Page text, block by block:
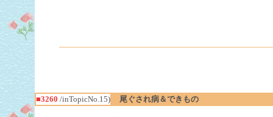
■3260 /inTopicNo.15) 尾ぐされ病＆できもの